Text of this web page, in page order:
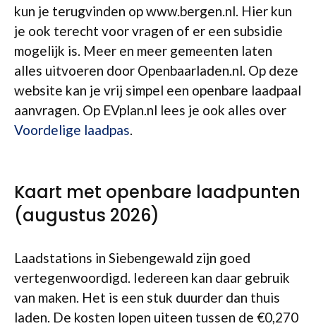
kun je terugvinden op www.bergen.nl. Hier kun
je ook terecht voor vragen of er een subsidie
mogelijk is. Meer en meer gemeenten laten
alles uitvoeren door Openbaarladen.nl. Op deze
website kan je vrij simpel een openbare laadpaal
aanvragen. Op EVplan.nl lees je ook alles over
Voordelige laadpas.
Kaart met openbare laadpunten
(augustus 2026)
Laadstations in Siebengewald zijn goed
vertegenwoordigd. Iedereen kan daar gebruik
van maken. Het is een stuk duurder dan thuis
laden. De kosten lopen uiteen tussen de €0,270